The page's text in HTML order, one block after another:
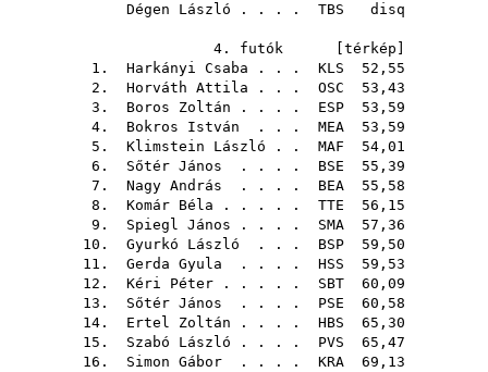
Dégen László . . . . TBS disq
4. futók [ térkép
1. Harkányi Csaba . . . KLS 52,55
2. Horváth Attila . . . OSC 53,43
3. Boros Zoltán . . . . ESP 53,59
4. Bokros István . . . MEA 53,59
5. Klimstein László . . MAF 54,01
6. Sőtér János . . . . BSE 55,39
7. Nagy András . . . . BEA 55,58
8. Komár Béla . . . . . TTE 56,15
9. Spiegl János . . . . SMA 57,36
10. Gyurkó László . . . BSP 59,50
11. Gerda Gyula . . . . HSS 59,53
12. Kéri Péter . . . . . SBT 60,09
13. Sőtér János . . . . PSE 60,58
14. Ertel Zoltán . . . . HBS 65,30
15. Szabó László . . . . PVS 65,47
16. Simon Gábor . . . . KRA 69,13